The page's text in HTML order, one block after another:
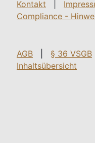
Kontakt
Compliance -
AGB § 36 VSGB
Inhaltsübersicht